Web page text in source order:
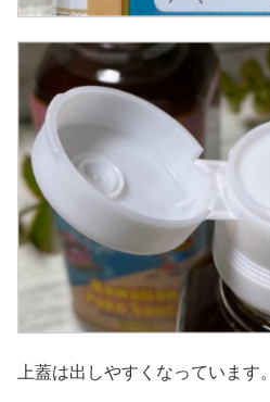
上蓋は出しやすくなっています。